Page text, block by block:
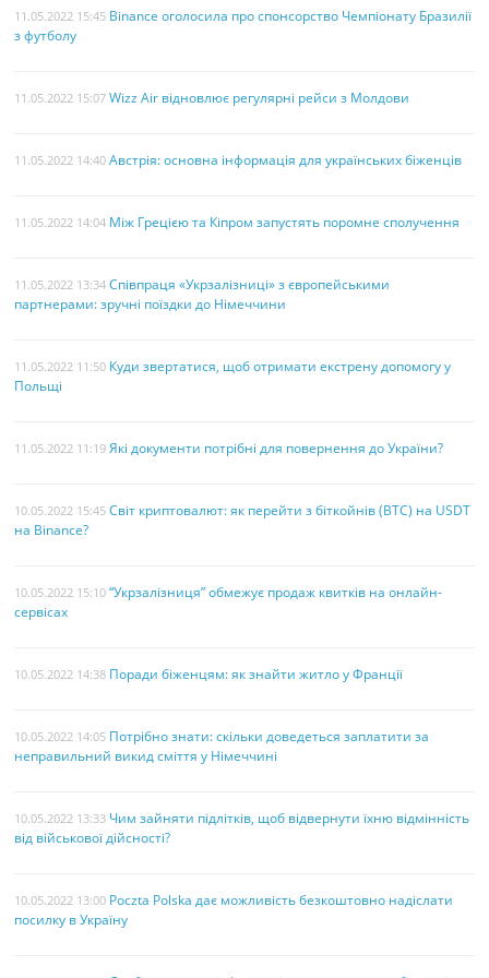
11.05.2022 15:45 Binance оголосила про спонсорство Чемпіонату Бразилії
з футболу
11.05.2022 15:07 Wizz Air відновлює регулярні рейси з Молдови
11.05.2022 14:40 Австрія: основна інформація для українських біженців
11.05.2022 14:04 Між Грецією та Кіпром запустять поромне сполучення
11.05.2022 13:34 Співпраця «Укрзалізниці» з європейськими
партнерами: зручні поїздки до Німеччини
11.05.2022 11:50 Куди звертатися, щоб отримати екстрену допомогу у
Польщі
11.05.2022 11:19 Які документи потрібні для повернення до України?
10.05.2022 15:45 Світ криптовалют: як перейти з біткойнів (BTC) на USDT
на Binance?
10.05.2022 15:10 “Укрзалізниця” обмежує продаж квитків на онлайн-
сервісах
10.05.2022 14:38 Поради біженцям: як знайти житло у Франції
10.05.2022 14:05 Потрібно знати: скільки доведеться заплатити за
неправильний викид сміття у Німеччині
10.05.2022 13:33 Чим зайняти підлітків, щоб відвернути їхню відмінність
від військової дійсності?
10.05.2022 13:00 Poczta Polska дає можливість безкоштовно надіслати
посилку в Україну